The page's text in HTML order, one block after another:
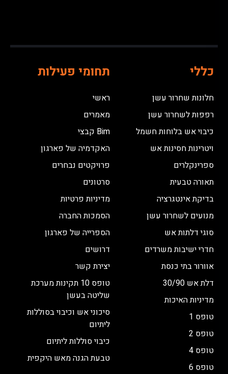
כללי
חלונות שחרור עשן
רפפות לשחרור עשן
כיבוי אש בלוחות חשמל
ויטרינות חסינות אש
ספרינקלרים
תאורה טבעית
בדיקת אינטגרציה
מנועים לשחרור עשן
סוגי דלתות אש
חדרי ישיבות משרדים
אוורור בתי כנסת
דלת אש 30/90
מדיניות האיכות
טופס 1
טופס 2
טופס 4
טופס 6
תחומי פעילות
ראשי
מאמרים
Bim קבצי
האקדמיה של פארגון
פרויקטים נבחרים
סרטונים
מדיניות פרטיות
הסמכות החברה
הספרייה של פארגון
דרושים
יצירת קשר
טופס 10 תקינות מערכת
שליטה בעשן
סיכוני אש וכיבוי בסוללות
ליתיום
כיבוי סוללות ליתיום
טבעת הגנה מאש היקפית